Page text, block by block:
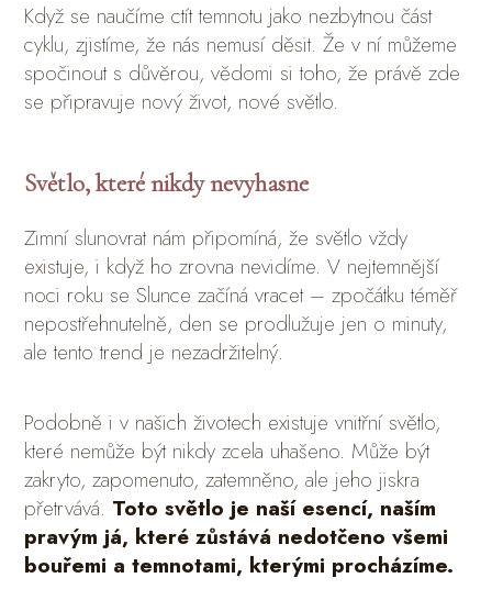
Když se naučíme ctít temnotu jako nezbytnou část
cyklu, zjistíme, že nás nemusí děsit. Že v ní můžeme
spočinout s důvěrou, vědomi si toho, že právě zde
se připravuje nový život, nové světlo.
Světlo, které nikdy nevyhasne
Zimní slunovrat nám připomíná, že světlo vždy
existuje, i když ho zrovna nevidíme. V nejtemnější
noci roku se Slunce začíná vracet – zpočátku téměř
nepostřehnutelně, den se prodlužuje jen o minuty,
ale tento trend je nezadržitelný.
Podobně i v našich životech existuje vnitřní světlo,
které nemůže být nikdy zcela uhašeno. Může být
zakryto, zapomenuto, zatemněno, ale jeho jiskra
přetrvává. Toto světlo je naší esencí, naším
pravým já, které zůstává nedotčeno všemi
bouřemi a temnotami, kterými procházíme.